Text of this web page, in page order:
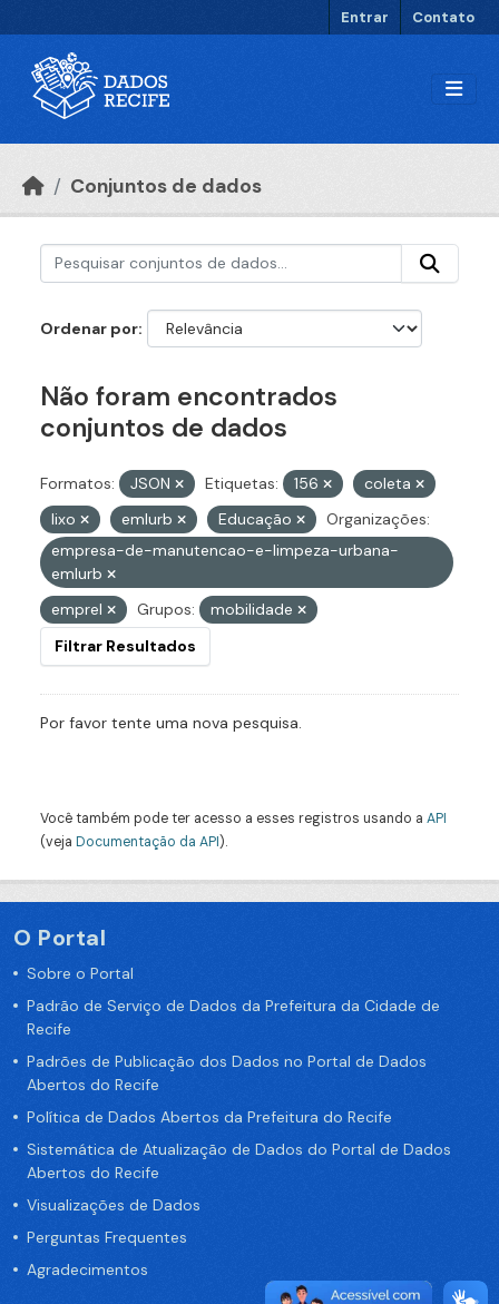
Entrar Contato
Conjuntos de dados
Ordenar por
Não foram encontrados
conjuntos de dados
Formatos: JSON Etiquetas: 156
coleta
lixo
emlurb Educação
Organizações:
empresa-de-manutencao-e-limpeza-urbana-
emlurb
emprel
Grupos:
mobilidade
Filtrar Resultados
Por favor tente uma nova pesquisa.
Você também pode ter acesso a esses registros usando a API
(veja Documentação da API).
O Portal
Sobre o Portal
Padrão de Serviço de Dados da Prefeitura da Cidade de
Recife
Padrões de Publicação dos Dados no Portal de Dados
Abertos do Recife
Política de Dados Abertos da Prefeitura do Recife
Sistemática de Atualização de Dados do Portal de Dados
Abertos do Recife
Visualizações de Dados
Perguntas Frequentes
Agradecimentos